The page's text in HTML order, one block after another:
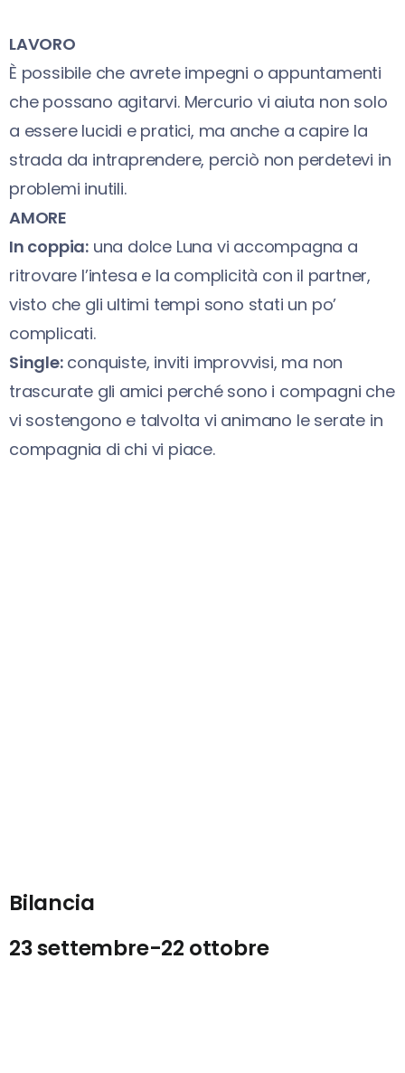
LAVORO
È possibile che avrete impegni o appuntamenti
che possano agitarvi. Mercurio vi aiuta non solo
a essere lucidi e pratici, ma anche a capire la
strada da intraprendere, perciò non perdetevi in
problemi inutili.
AMORE
In coppia: una dolce Luna vi accompagna a
ritrovare l’intesa e la complicità con il partner,
visto che gli ultimi tempi sono stati un po’
complicati.
Single:conquiste, inviti improvvisi, ma non
trascurate gli amici perché sono i compagni che
vi sostengono e talvolta vi animano le serate in
compagnia di chi vi piace.
Bilancia
23 settembre-22 ottobre